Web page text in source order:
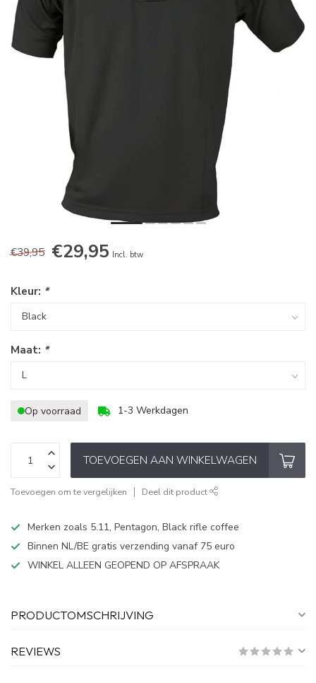
€39,95 €29,95 Incl. btw
Kleur: *
Maat: *
Op voorraad 1-3 Werkdagen
TOEVOEGEN AAN WINKELWAGEN
Toevoegen om te vergelijken Deel dit product
Merken zoals 5.11, Pentagon, Black rifle coffee
Binnen NL/BE gratis verzending vanaf 75 euro
WINKEL ALLEEN GEOPEND OP AFSPRAAK
PRODUCTOMSCHRIJVING
REVIEWS